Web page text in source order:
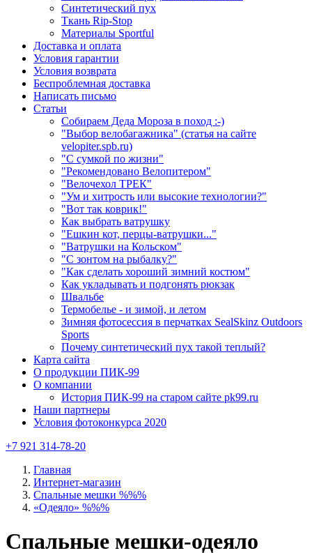
Синтетический пух
Ткань Rip-Stop
Материалы Sportful
Доставка и оплата
Условия гарантии
Условия возврата
Беспроблемная доставка
Написать письмо
Статьи
Собираем Деда Мороза в поход :-)
"Выбор велобагажника" (статья на сайте
velopiter.spb.ru)
"С сумкой по жизни"
"Рекомендовано Велопитером"
"Велочехол ТРЕК"
"Ум и хитрость или высокие технологии?"
"Вот так коврик!"
Как выбрать ватрушку
"Ешкин кот, перцы-ватрушки..."
"Ватрушки на Кольском"
"С зонтом на рыбалку?"
"Как сделать хороший зимний костюм"
Как укладывать и подгонять рюкзак
Швальбе
Термобелье - и зимой, и летом
Зимняя фотосессия в перчатках SealSkinz Outdoors
Sports
Почему синтетический пух такой теплый?
Карта сайта
О продукции ПИК-99
О компании
История ПИК-99 на старом сайте pk99.ru
Наши партнеры
Условия фотоконкурса 2020
+7 921 314-78-20
Главная
Интернет-магазин
Спальные мешки %%%
«Одеяло» %%%
Спальные мешки-одеяло